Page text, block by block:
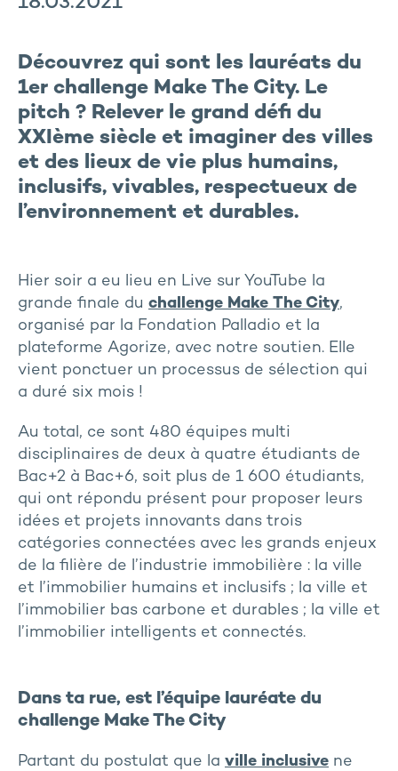
Découvrez qui sont les lauréats du
1er challenge Make The City. Le
pitch ? Relever le grand défi du
XXIème siècle et imaginer des villes
et des lieux de vie plus humains,
inclusifs, vivables, respectueux de
l’environnement et durables.
Hier soir a eu lieu en Live sur YouTube la
grande finale du challenge Make The City,
organisé par la Fondation Palladio et la
plateforme Agorize, avec notre soutien. Elle
vient ponctuer un processus de sélection qui
a duré six mois !
Au total, ce sont 480 équipes multi
disciplinaires de deux à quatre étudiants de
Bac+2 à Bac+6, soit plus de 1 600 étudiants,
qui ont répondu présent pour proposer leurs
idées et projets innovants dans trois
catégories connectées avec les grands enjeux
de la filière de l’industrie immobilière : la ville
et l’immobilier humains et inclusifs ; la ville et
l’immobilier bas carbone et durables ; la ville et
l’immobilier intelligents et connectés.
Dans ta rue, est l’équipe lauréate du
challenge Make The City
Partant du postulat que la ville inclusive ne